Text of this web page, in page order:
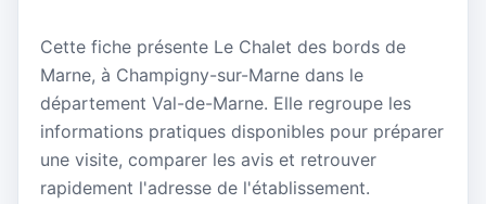
Cette fiche présente Le Chalet des bords de
Marne, à Champigny-sur-Marne dans le
département Val-de-Marne. Elle regroupe les
informations pratiques disponibles pour préparer
une visite, comparer les avis et retrouver
rapidement l'adresse de l'établissement.